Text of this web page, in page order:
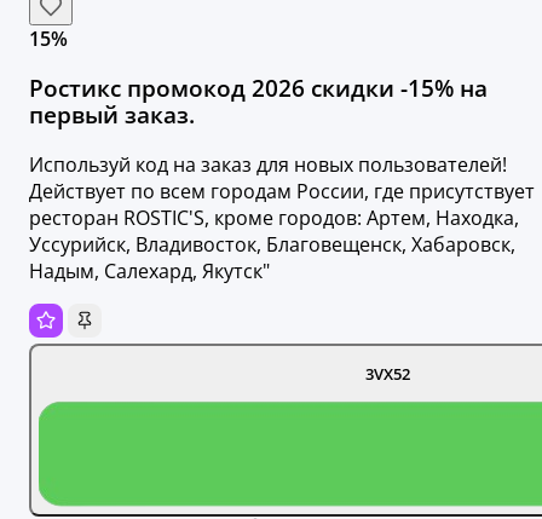
15%
Ростикс промокод 2026 скидки -15% на
первый заказ.
Используй код на заказ для новых пользователей!
Действует по всем городам России, где присутствует
ресторан ROSTIC'S, кроме городов: Артем, Находка,
Уссурийск, Владивосток, Благовещенск, Хабаровск,
Надым, Салехард, Якутск"
3VX52